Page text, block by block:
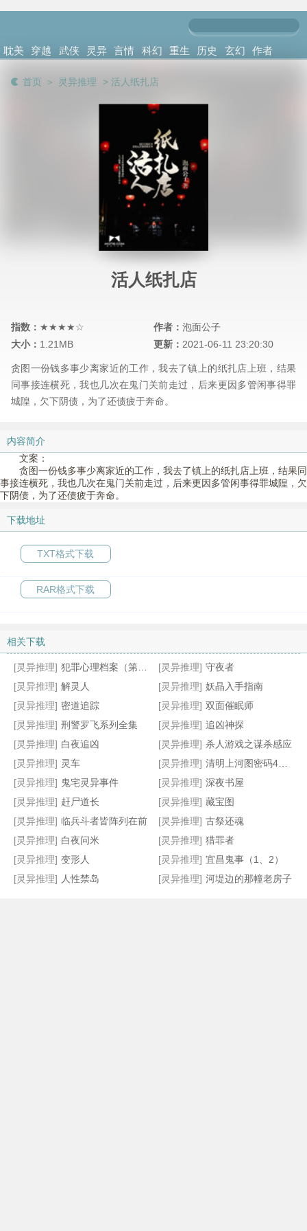
耽美
穿越
武侠
灵异
言情
科幻
重生
历史
玄幻
作者
首页 ＞ 灵异推理 > 活人纸扎店
活人纸扎店
指数： ★★★★☆ 作者： 泡面公子
大小： 1.21MB 更新： 2021-06-11 23:20:30
贪图一份钱多事少离家近的工作，我去了镇上的纸扎店上班，结果
同事接连横死，我也几次在鬼门关前走过，后来更因多管闲事得罪
城隍，欠下阴债，为了还债疲于奔命。
内容简介
文案：
贪图一份钱多事少离家近的工作，我去了镇上的纸扎店上班，结果同
事接连横死，我也几次在鬼门关前走过，后来更因多管闲事得罪城隍，欠
下阴债，为了还债疲于奔命。
下载地址
TXT格式下载
RAR格式下载
相关下载
[灵异推理] 犯罪心理档案（第3、4季） [灵异推理] 守夜者
[灵异推理] 解灵人 [灵异推理] 妖晶入手指南
[灵异推理] 密道追踪 [灵异推理] 双面催眠师
[灵异推理] 刑警罗飞系列全集 [灵异推理] 追凶神探
[灵异推理] 白夜追凶 [灵异推理] 杀人游戏之谋杀感应
[灵异推理] 灵车 [灵异推理] 清明上河图密码4：隐藏在千古名画中的阴谋与杀局
[灵异推理] 鬼宅灵异事件 [灵异推理] 深夜书屋
[灵异推理] 赶尸道长 [灵异推理] 藏宝图
[灵异推理] 临兵斗者皆阵列在前 [灵异推理] 古祭还魂
[灵异推理] 白夜问米 [灵异推理] 猎罪者
[灵异推理] 变形人 [灵异推理] 宜昌鬼事（1、2）
[灵异推理] 人性禁岛 [灵异推理] 河堤边的那幢老房子